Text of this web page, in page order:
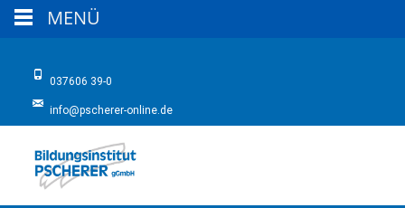
037606 39-0
info@pscherer-online.de
MENÜ